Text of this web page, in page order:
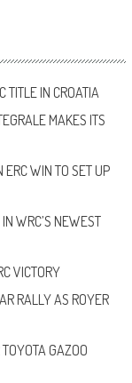
TITLE IN CROATIA
MAKES ITS
ERC WIN TO SET UP
WRC’S NEWEST
VICTORY
RALLY AS ROYER
GAZOO